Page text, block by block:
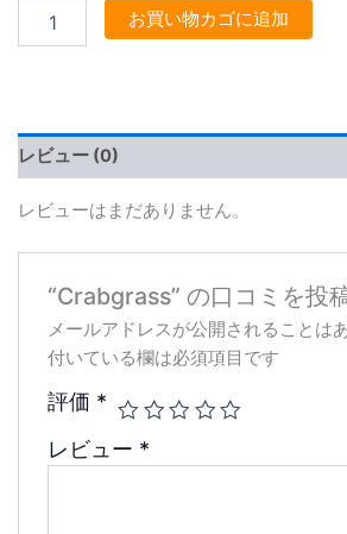
お買い物カゴに追加
レビュー (0)
レビューはまだありません。
“Crabgrass” の口コミを投
メールアドレスが公開されることは
付いている欄は必須項目です
評価 *
レビュー *